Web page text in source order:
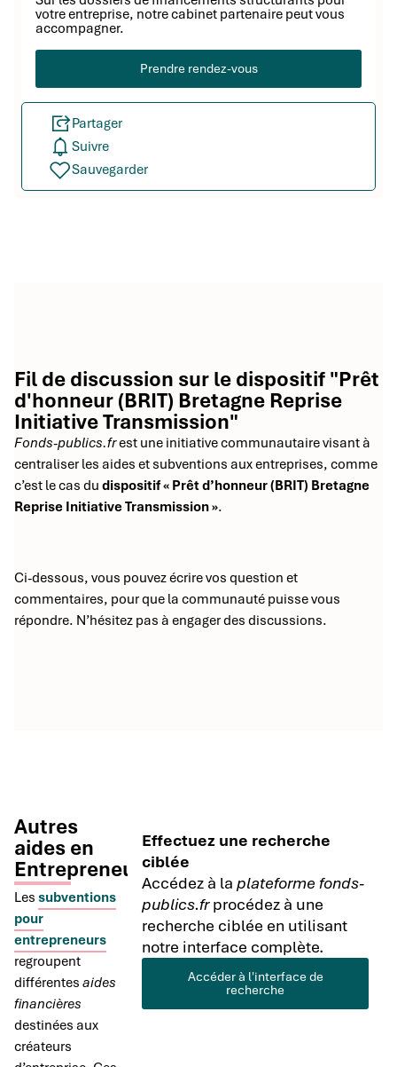
votre entreprise, notre cabinet partenaire peut vous
accompagner.
Prendre rendez-vous
Partager
Suivre
Sauvegarder
Fil de discussion sur le dispositif "Prêt
d'honneur (BRIT) Bretagne Reprise
Initiative Transmission"
Fonds-publics.frest une initiative communautaire visant à
centraliser les aides et subventions aux entreprises, comme
c’est le cas du dispositif « Prêt d’honneur (BRIT) Bretagne
Reprise Initiative Transmission ».
Ci-dessous, vous pouvez écrire vos question et
commentaires, pour que la communauté puisse vous
répondre. N’hésitez pas à engager des discussions.
Autres
aides en
Entrepreneuriat
Les subventions
pour
entrepreneurs
regroupent
différentes aides
financières
destinées aux
créateurs
Effectuez une recherche
ciblée
Accédez à laplateforme fonds-
publics.frprocédez à une
recherche ciblée en utilisant
notre interface complète.
Accéder à l'interface de
recherche